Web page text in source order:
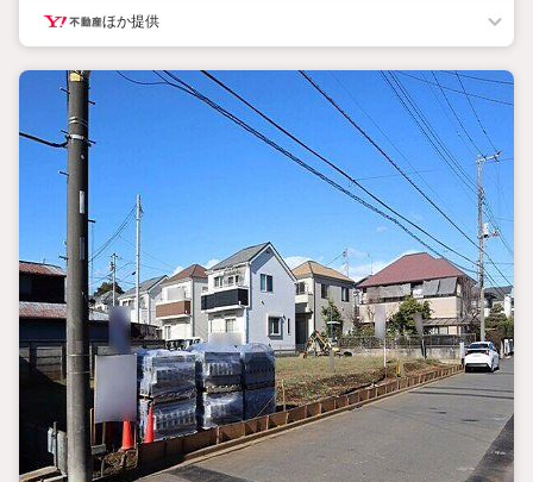
ほか提供